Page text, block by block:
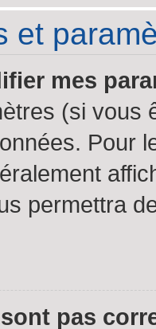
et
mes
(si vous
Pour
permettra
pas